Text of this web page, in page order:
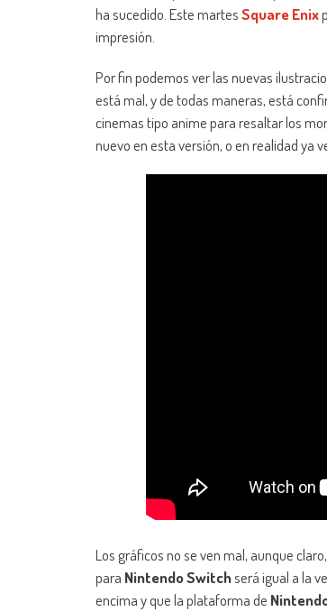
ha sucedido. Este martesSquare Enix
impresión.
Por fin podemos ver las nuevas
está mal, y de todas maneras, está
cinemas tipo anime para resaltar los
nuevo en esta versión, o en realidad ya
Los gráficos no se ven mal, aunque
para Nintendo Switchserá igual a la
encima y que la plataforma de